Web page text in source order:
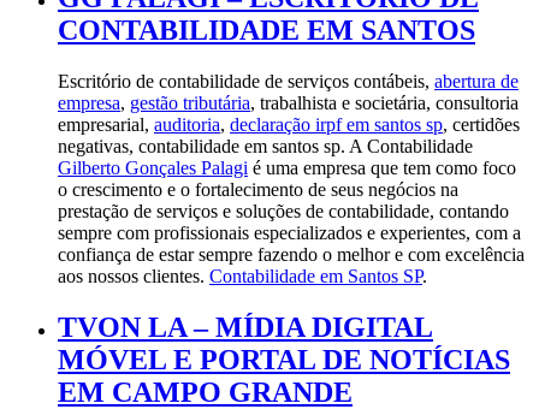
CONTABILIDADE EM SANTOS
Escritório de contabilidade de serviços contábeis, abertura de
empresa, gestão tributária, trabalhista e societária, consultoria
empresarial, auditoria, declaração irpf em santos sp, certidões
negativas, contabilidade em santos sp. A Contabilidade
Gilberto Gonçales Palagi é uma empresa que tem como foco
o crescimento e o fortalecimento de seus negócios na
prestação de serviços e soluções de contabilidade, contando
sempre com profissionais especializados e experientes, com a
confiança de estar sempre fazendo o melhor e com excelência
aos nossos clientes. Contabilidade em Santos SP.
TVON LA – MÍDIA DIGITAL
MÓVEL E PORTAL DE NOTÍCIAS
EM CAMPO GRANDE